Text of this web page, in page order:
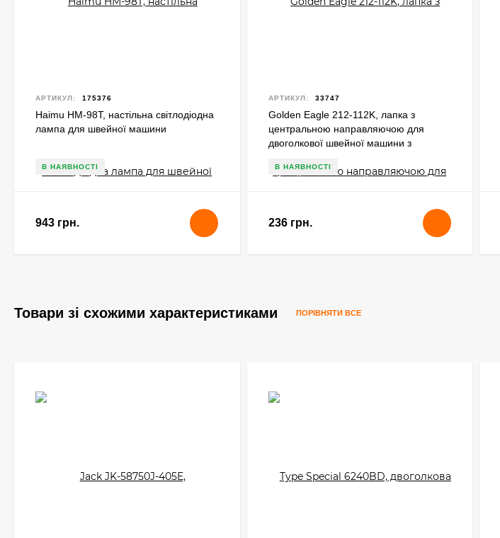
АРТИКУЛ: 175376
Haimu HM-98T, настільна світлодіодна
лампа для швейної машини
В НАЯВНОСТІ
943 грн.
АРТИКУЛ: 33747
Golden Eagle 212-112K, лапка з
центральною направляючою для
двоголкової швейної машини з
В НАЯВНОСТІ
236 грн.
Товари зі схожими характеристиками ПОРІВНЯТИ ВСЕ